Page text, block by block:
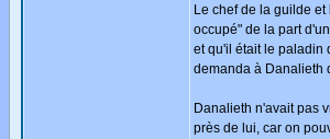
Le chef de la guilde
occupé" de la part
et qu'il était le paladin
demanda à Danalieth
Danalieth n'avait pas
près de lui, car on